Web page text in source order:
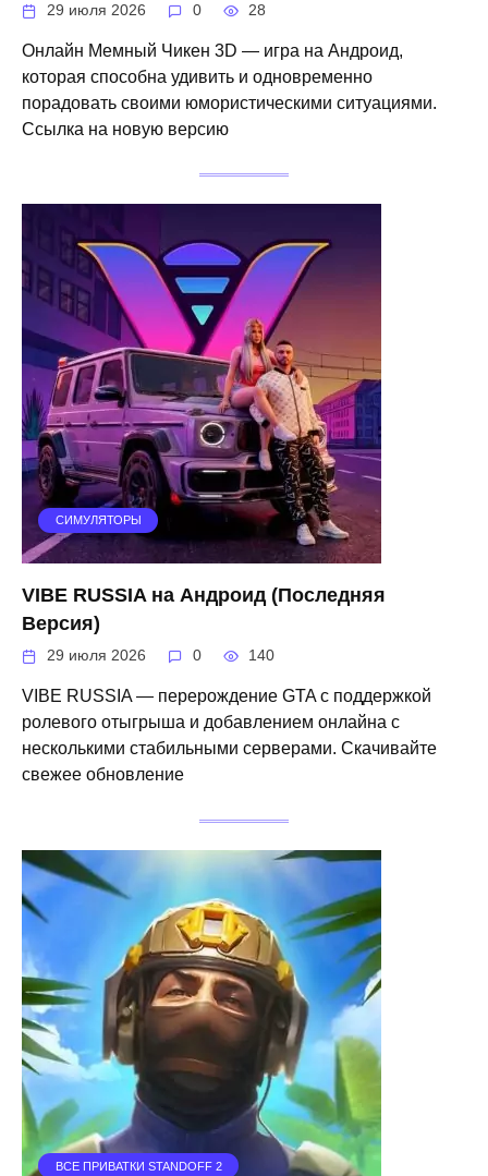
29 июля 2026 0 28
Онлайн Мемный Чикен 3D — игра на Андроид,
которая способна удивить и одновременно
порадовать своими юмористическими ситуациями.
Ссылка на новую версию
СИМУЛЯТОРЫ
VIBE RUSSIA на Андроид (Последняя
Версия)
29 июля 2026 0 140
VIBE RUSSIA — перерождение GTA с поддержкой
ролевого отыгрыша и добавлением онлайна с
несколькими стабильными серверами. Скачивайте
свежее обновление
ВСЕ ПРИВАТКИ STANDOFF 2